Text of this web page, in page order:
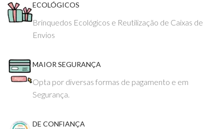
ECOLÓGICOS
Brinquedos Ecológicos e Reutilização de Caixas de
Envios
MAIOR SEGURANÇA
Opta por diversas formas de pagamento e em
Segurança.
DE CONFIANÇA